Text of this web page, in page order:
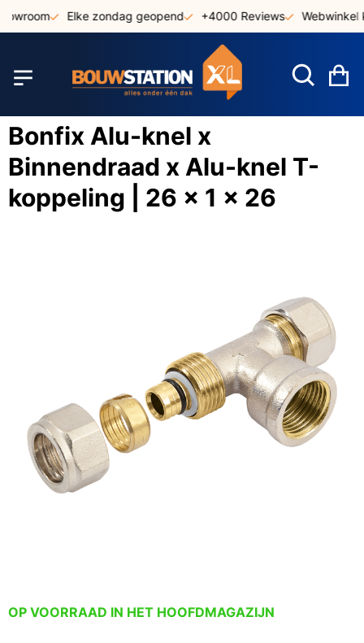
Elke zondag geopend +4000 Reviews Webwinkel
Bonfix Alu-knel x
Binnendraad x Alu-knel T-
koppeling | 26 x 1 x 26
OP VOORRAAD IN HET HOOFDMAGAZIJN